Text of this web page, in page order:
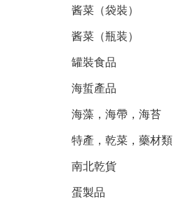
酱菜（袋裝）
酱菜（瓶装）
罐裝食品
海蜇產品
海藻，海帶，海苔
特產，乾菜，藥材類
南北乾貨
蛋製品